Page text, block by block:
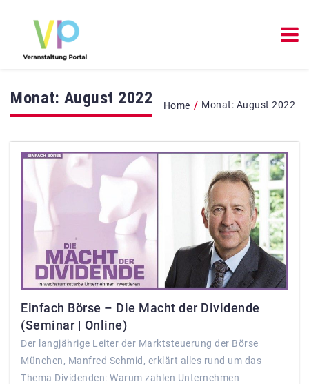
Monat: August 2022 Home / Monat: August 2022
Einfach Börse – Die Macht der Dividende
(Seminar | Online)
Der langjährige Leiter der Marktsteuerung der Börse
München, Manfred Schmid, erklärt alles rund um das
Thema Dividenden: Warum zahlen Unternehmen